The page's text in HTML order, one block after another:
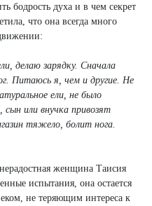
бодрость духа и в чем секрет
что она всегда много
делаю зарядку. Сначала
Питаюсь я, чем и другие. Не
ели, не было
или внучка привозят
тяжело, болит нога.
женщина Таисия
испытания, она остается
не теряющим интереса к